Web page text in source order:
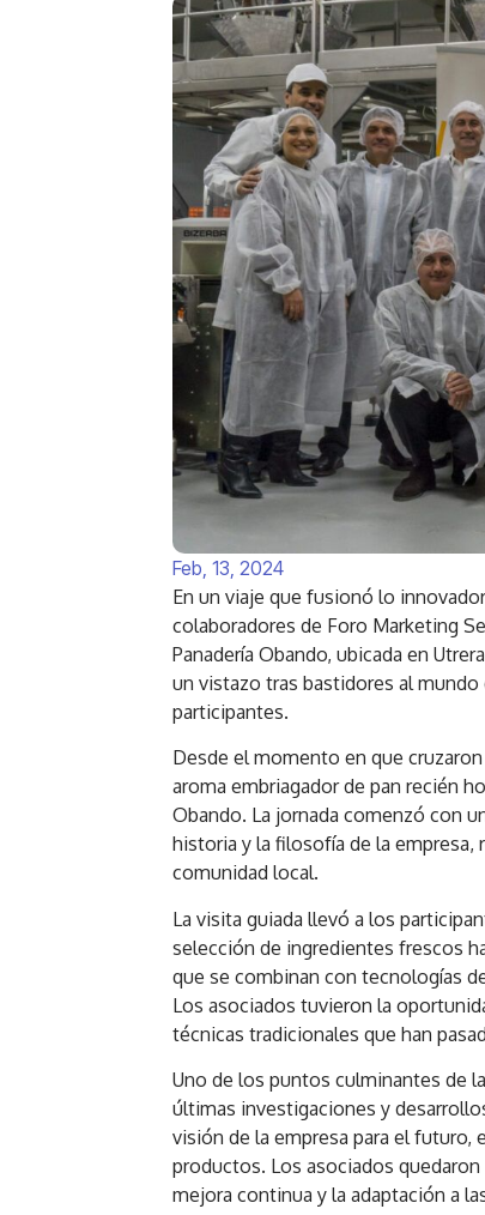
Feb, 13, 2024
En un viaje que fusionó lo
colaboradores de Foro Marketing
Panadería Obando, ubicada en
un vistazo tras bastidores al
participantes.
Desde el momento en que
aroma embriagador de pan recién
Obando. La jornada comenzó con
historia y la filosofía de la empresa,
comunidad local.
La visita guiada llevó a los
selección de ingredientes frescos
que se combinan con tecnologías
Los asociados tuvieron la
técnicas tradicionales que han
Uno de los puntos culminantes de
últimas investigaciones y
visión de la empresa para el futuro,
productos. Los asociados
mejora continua y la adaptación a